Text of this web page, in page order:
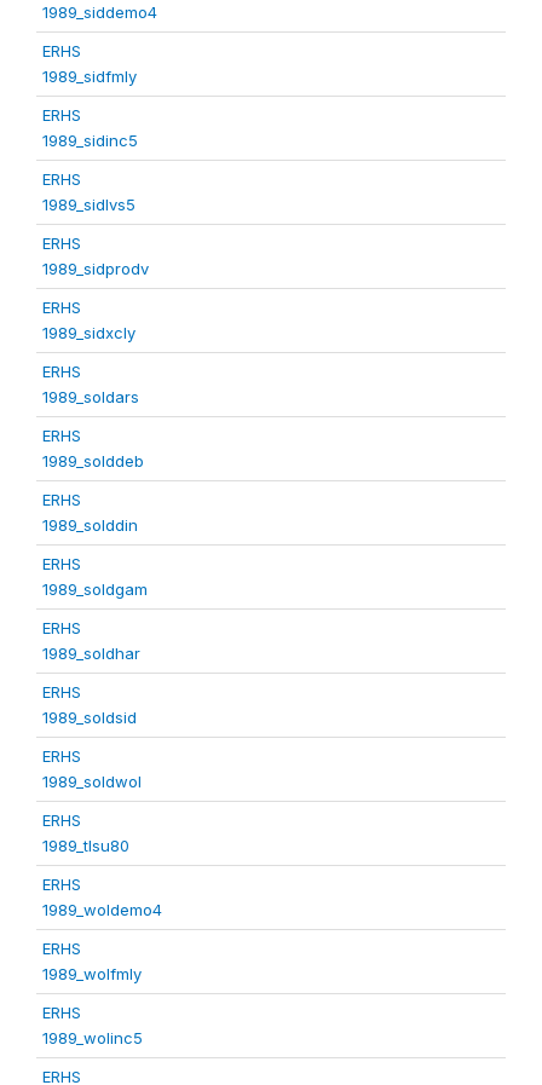
1989_siddemo4
ERHS
1989_sidfmly
ERHS
1989_sidinc5
ERHS
1989_sidlvs5
ERHS
1989_sidprodv
ERHS
1989_sidxcly
ERHS
1989_soldars
ERHS
1989_solddeb
ERHS
1989_solddin
ERHS
1989_soldgam
ERHS
1989_soldhar
ERHS
1989_soldsid
ERHS
1989_soldwol
ERHS
1989_tlsu80
ERHS
1989_woldemo4
ERHS
1989_wolfmly
ERHS
1989_wolinc5
ERHS